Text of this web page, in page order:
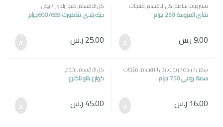
مشروبات ساخنه,كل الاقسام,منتجات
مصرية
شاي العروسة 250 جرام
9.00ر.س
كل الاقسام,طيور بلدي / بيض
ديك بلدي شامورت 600/699جرام
25.00 ر.س
سمن / زبده / زيوت,كل الاقسام,منتجات
مصرية
سمنة روابي 750 جرام
16.00 ر.س
كل الاقسام,لحوم
كوارع بتلو للكارع
45.00 ر.س